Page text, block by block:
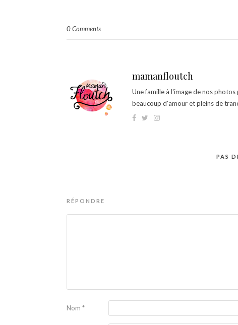
0 Comments
mamanfloutch
Une famille à l'image de nos
beaucoup d'amour et pleins de
PAS
RÉPONDRE
Nom *